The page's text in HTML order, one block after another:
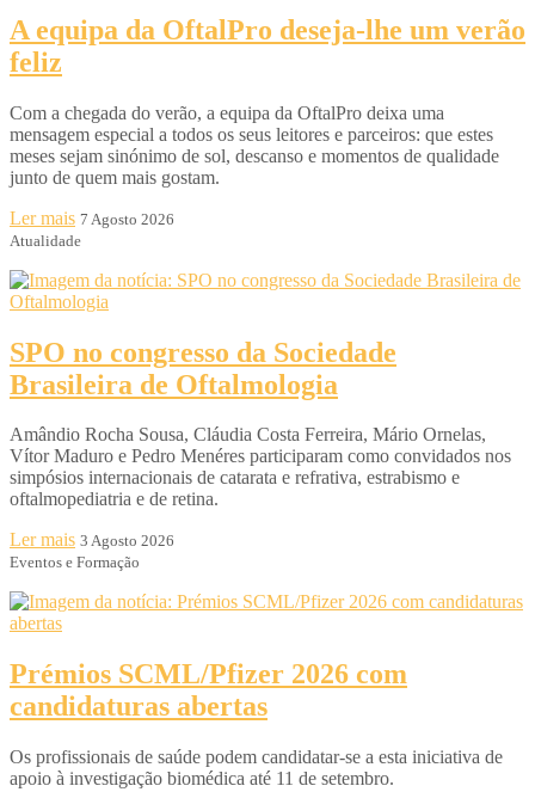
A equipa da OftalPro deseja-lhe um verão
feliz
Com a chegada do verão, a equipa da OftalPro deixa uma
mensagem especial a todos os seus leitores e parceiros: que estes
meses sejam sinónimo de sol, descanso e momentos de qualidade
junto de quem mais gostam.
Ler mais 7 Agosto 2026
Atualidade
SPO no congresso da Sociedade
Brasileira de Oftalmologia
Amândio Rocha Sousa, Cláudia Costa Ferreira, Mário Ornelas,
Vítor Maduro e Pedro Menéres participaram como convidados nos
simpósios internacionais de catarata e refrativa, estrabismo e
oftalmopediatria e de retina.
Ler mais 3 Agosto 2026
Eventos e Formação
Prémios SCML/Pfizer 2026 com
candidaturas abertas
Os profissionais de saúde podem candidatar-se a esta iniciativa de
apoio à investigação biomédica até 11 de setembro.